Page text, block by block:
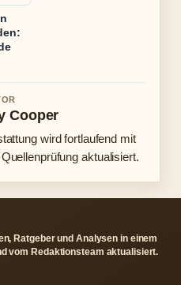
Cooper
wird fortlaufend mit
aktualisiert.
Ratgeber und Analysen in einem
vom Redaktionsteam aktualisiert.